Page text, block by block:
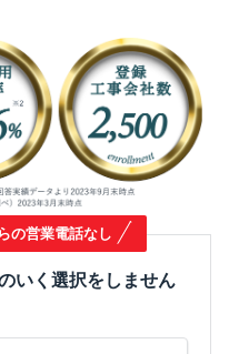
の営業電話なし
いく選択をしません